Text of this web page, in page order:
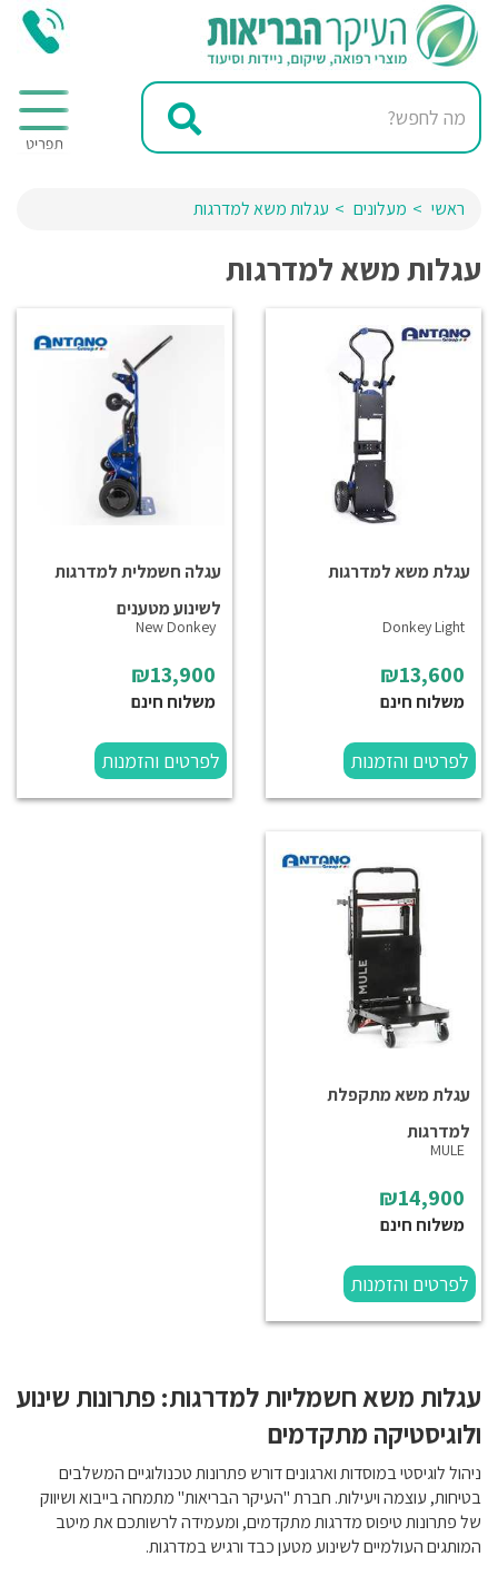
ראשי מעלונים עגלות משא למדרגות
עגלות משא למדרגות
עגלת משא למדרגות
Donkey Light
₪13,600
משלוח חינם
לפרטים והזמנות
עגלה חשמלית למדרגות
לשינוע מטענים
New Donkey
₪13,900
משלוח חינם
לפרטים והזמנות
עגלת משא מתקפלת
למדרגות
MULE
₪14,900
משלוח חינם
לפרטים והזמנות
עגלות משא חשמליות למדרגות: פתרונות שינוע
ולוגיסטיקה מתקדמים
ניהול לוגיסטי במוסדות וארגונים דורש פתרונות טכנולוגיים המשלבים
בטיחות, עוצמה ויעילות. חברת "העיקר הבריאות" מתמחה בייבוא ושיווק
של פתרונות טיפוס מדרגות מתקדמים, ומעמידה לרשותכם את מיטב
המותגים העולמיים לשינוע מטען כבד ורגיש במדרגות.